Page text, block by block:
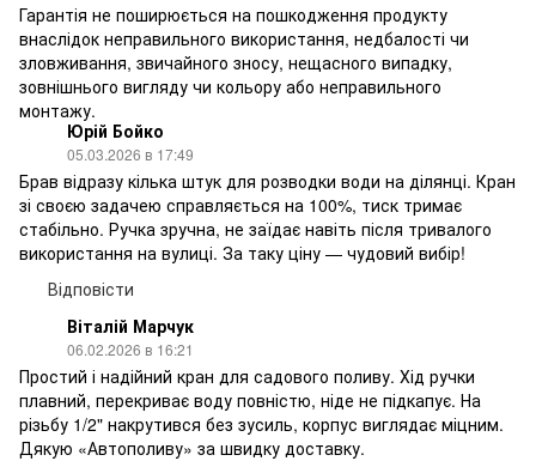
Гарантія не поширюється на пошкодження продукту
внаслідок неправильного використання, недбалості чи
зловживання, звичайного зносу, нещасного випадку,
зовнішнього вигляду чи кольору або неправильного
монтажу.
Юрій Бойко
05.03.2026 в 17:49
Брав відразу кілька штук для розводки води на ділянці. Кран
зі своєю задачею справляється на 100%, тиск тримає
стабільно. Ручка зручна, не заїдає навіть після тривалого
використання на вулиці. За таку ціну — чудовий вибір!
Відповісти
Віталій Марчук
06.02.2026 в 16:21
Простий і надійний кран для садового поливу. Хід ручки
плавний, перекриває воду повністю, ніде не підкапує. На
різьбу 1/2" накрутився без зусиль, корпус виглядає міцним.
Дякую «Автополиву» за швидку доставку.